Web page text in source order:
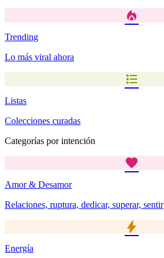
local_fire_department
Trending
Lo más viral ahora
format_list_bulleted
Listas
Colecciones curadas
Categorías por intención
favorite
Amor & Desamor
Relaciones, ruptura, dedicar, superar, sentir
bolt
Energía